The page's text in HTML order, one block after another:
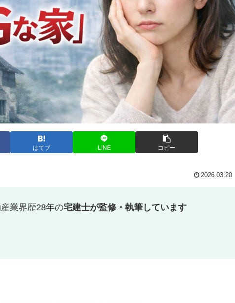
はてブ LINE コピー
2026.03.20
業界歴28年の宅建士が監修・執筆しています